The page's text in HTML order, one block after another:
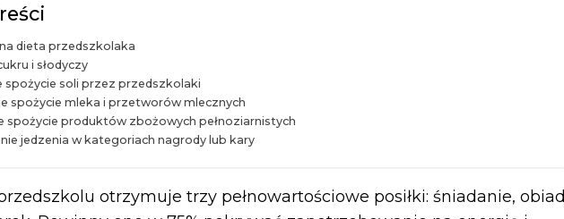
dieta przedszkolaka
i słodyczy
spożycie soli przez przedszkolaki
spożycie mleka i przetworów mlecznych
spożycie produktów zbożowych pełnoziarnistych
jedzenia w kategoriach nagrody lub kary
otrzymuje trzy pełnowartościowe posiłki: śniadanie, obiad